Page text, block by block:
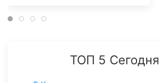
ТОП 5 Сегодня